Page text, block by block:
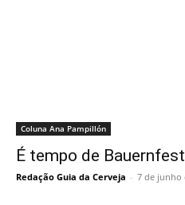
Coluna Ana Pampillón
É tempo de
Redação Guia da Cerveja - 7 de junho